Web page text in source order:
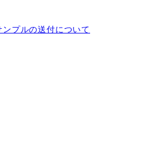
プルの送付について